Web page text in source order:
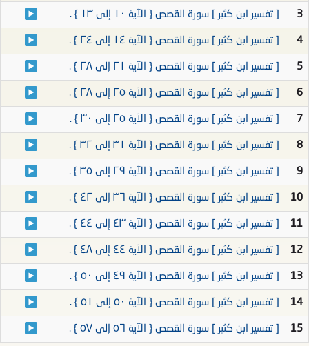
3 [ تفسير ابن كثير ] سورة القصص { الآية ١٠ إلى ١٣ } .
4 [ تفسير ابن كثير ] سورة القصص { الآية ١٤ إلى ٢٤ } .
5 [ تفسير ابن كثير ] سورة القصص { الآية ٢١ إلى ٢٨ } .
6 [ تفسير ابن كثير ] سورة القصص { الآية ٢٥ إلى ٢٨ } .
7 [ تفسير ابن كثير ] سورة القصص { الآية ٢٥ إلى ٣٠ } .
8 [ تفسير ابن كثير ] سورة القصص { الآية ٣١ إلى ٣٢ } .
9 [ تفسير ابن كثير ] سورة القصص { الآية ٢٩ إلى ٣٥ } .
10 [ تفسير ابن كثير ] سورة القصص { الآية ٣٦ إلى ٤٢ } .
11 [ تفسير ابن كثير ] سورة القصص { الآية ٤٣ إلى ٤٤ } .
12 [ تفسير ابن كثير ] سورة القصص { الآية ٤٤ إلى ٤٨ } .
13 [ تفسير ابن كثير ] سورة القصص { الآية ٤٩ إلى ٥٠ } .
14 [ تفسير ابن كثير ] سورة القصص { الآية ٥٠ إلى ٥١ } .
15 [ تفسير ابن كثير ] سورة القصص { الآية ٥٦ إلى ٥٧ } .